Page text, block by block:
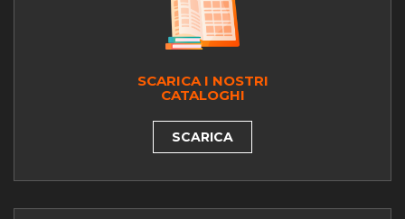
SCARICA I NOSTRI
CATALOGHI
SCARICA